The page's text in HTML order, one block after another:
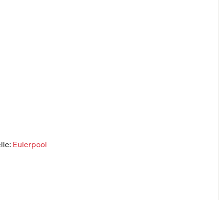
Eulerpool